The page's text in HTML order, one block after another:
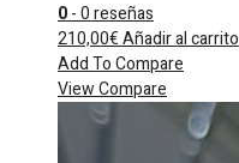
0- 0 reseñas
210,00€Añadir al carrito
Add To Compare
View Compare